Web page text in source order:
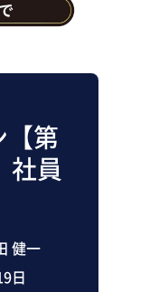
第
員
健一
日